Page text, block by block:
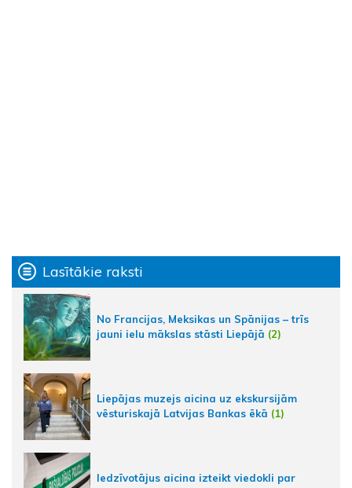
Lasītākie raksti
No Francijas, Meksikas un Spānijas – trīs
jauni ielu mākslas stāsti Liepājā (2)
Liepājas muzejs aicina uz ekskursijām
vēsturiskajā Latvijas Bankas ēkā (1)
Iedzīvotājus aicina izteikt viedokli par